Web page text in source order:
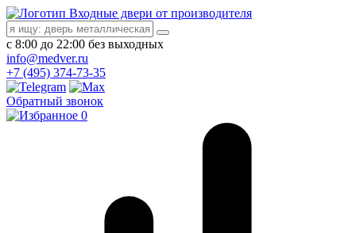
Входные двери от производителя
с 8:00 до 22:00 без выходных
info@medver.ru
+7 (495) 374-73-35
Обратный звонок
0